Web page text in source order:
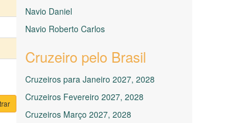
Navio Daniel
Navio Roberto Carlos
Cruzeiro pelo Brasil
Cruzeiros para Janeiro 2027, 2028
Cruzeiros Fevereiro 2027, 2028
Cruzeiros Março 2027, 2028